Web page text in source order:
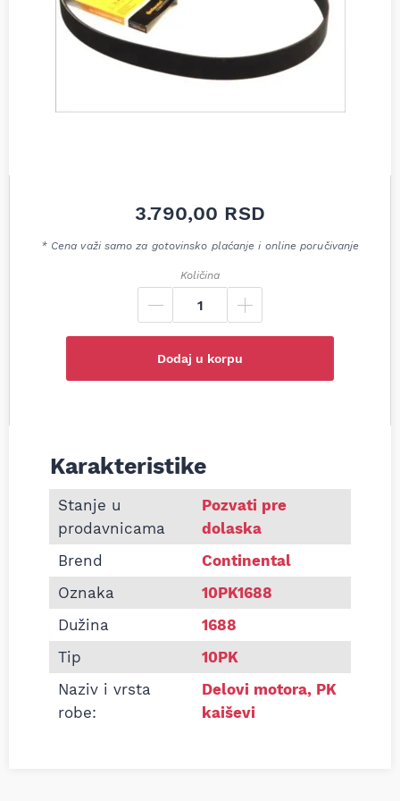
3.790,00 RSD
* Cena važi samo za gotovinsko plaćanje i online poručivanje
Količina
Dodaj u korpu
Informacije o Pk kaiš Continental 10PK1688
Karakteristike
Stanje u
prodavnicama
Pozvati pre
dolaska
Brend
Continental
Oznaka
10PK1688
Dužina
1688
Tip
10PK
Naziv i vrsta
robe:
Delovi motora, PK
kaiševi